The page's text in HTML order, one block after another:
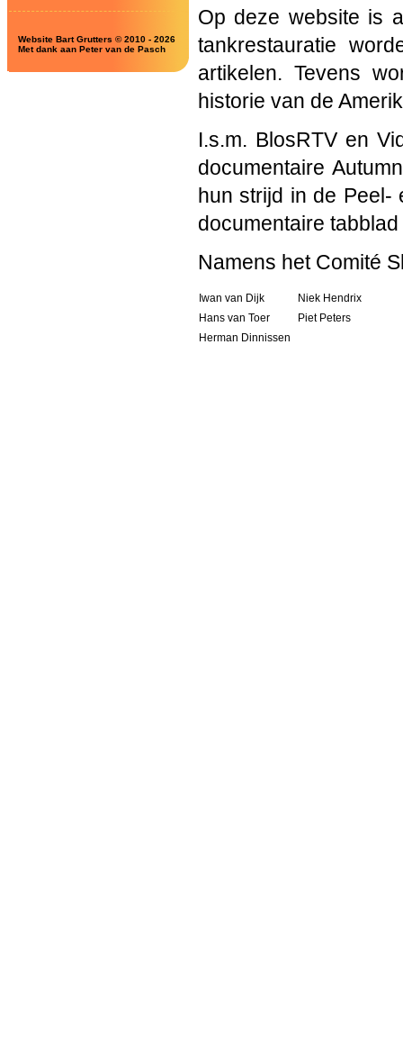
Website Bart Grutters © 2010 - 2026
Met dank aan Peter van de Pasch
Op deze website is
tankrestauratie
artikelen. Tevens
historie van de
I.s.m. BlosRTV en
documentaire
hun strijd in de Peel-
documentaire
Namens het Comité
Iwan van Dijk
Niek Hendrix
Hans van Toer
Piet Peters
Herman Dinnissen